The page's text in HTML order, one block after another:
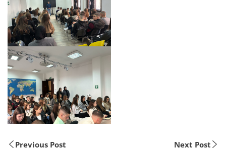
Previous Post Next Post